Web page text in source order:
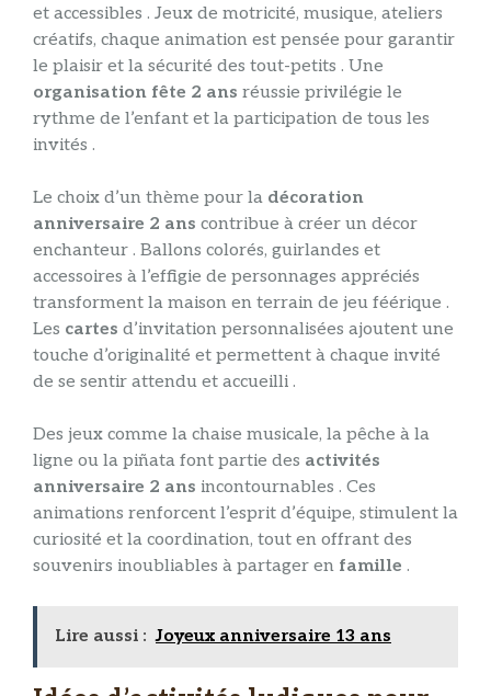
et accessibles . Jeux de motricité, musique, ateliers
créatifs, chaque animation est pensée pour garantir
le plaisir et la sécurité des tout-petits . Une
organisation fête 2 ans réussie privilégie le
rythme de l’enfant et la participation de tous les
invités .
Le choix d’un thème pour la décoration
anniversaire 2 ans contribue à créer un décor
enchanteur . Ballons colorés, guirlandes et
accessoires à l’effigie de personnages appréciés
transforment la maison en terrain de jeu féérique .
Les cartes d’invitation personnalisées ajoutent une
touche d’originalité et permettent à chaque invité
de se sentir attendu et accueilli .
Des jeux comme la chaise musicale, la pêche à la
ligne ou la piñata font partie des activités
anniversaire 2 ans incontournables . Ces
animations renforcent l’esprit d’équipe, stimulent la
curiosité et la coordination, tout en offrant des
souvenirs inoubliables à partager en famille .
Lire aussi : Joyeux anniversaire 13 ans